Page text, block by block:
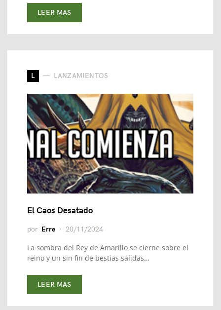
LEER MAS
L LANZAMIENTOS
El Caos Desatado
por Erre 20/11/2024
La sombra del Rey de Amarillo se cierne sobre el
reino y un sin fin de bestias salidas…
LEER MAS